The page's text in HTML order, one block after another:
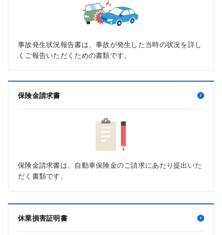
事故発生状況報告書は、事故が発生した当時の状況を詳し
くご報告いただくための書類です。
保険金請求書
保険金請求書は、自動車保険金のご請求にあたり提出いた
だく書類です。
休業損害証明書